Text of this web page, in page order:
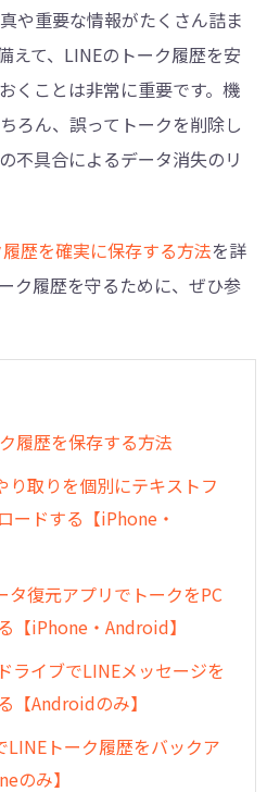
や重要な情報がたくさん詰ま
えて、LINEのトーク履歴を安
くことは非常に重要です。機
ろん、誤ってトークを削除し
不具合によるデータ消失のリ
歴を確実に保存する方法を詳
ク履歴を守るために、ぜひ参
履歴を保存する方法
り取りを個別にテキストフ
ードする【iPhone・
タ復元アプリでトークをPC
【iPhone・Android】
ライブでLINEメッセージを
【Androidのみ】
トーク履歴をバックア
のみ】